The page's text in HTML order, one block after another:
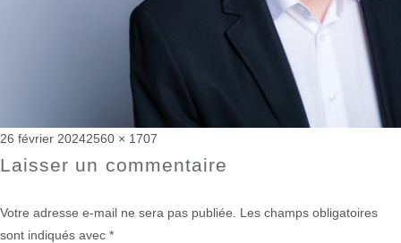
Publié
le
26 février 2024Taille
réelle
2560 × 1707
Laisser un commentaire
Votre adresse e-mail ne sera pas publiée.
Les champs obligatoires
sont indiqués avec *